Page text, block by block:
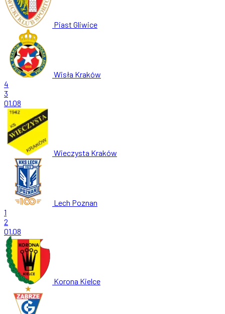
Piast Gliwice
Wisła Kraków
4
3
01.08
Wieczysta Kraków
Lech Poznan
1
2
01.08
Korona Kielce